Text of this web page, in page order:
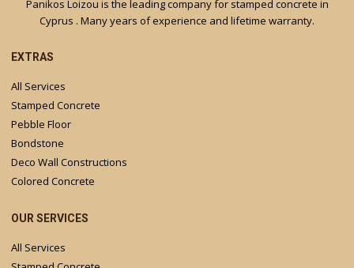
Panikos Loizou is the leading company for stamped concrete in
Cyprus . Many years of experience and lifetime warranty.
EXTRAS
All Services
Stamped Concrete
Pebble Floor
Bondstone
Deco Wall Constructions
Colored Concrete
OUR SERVICES
All Services